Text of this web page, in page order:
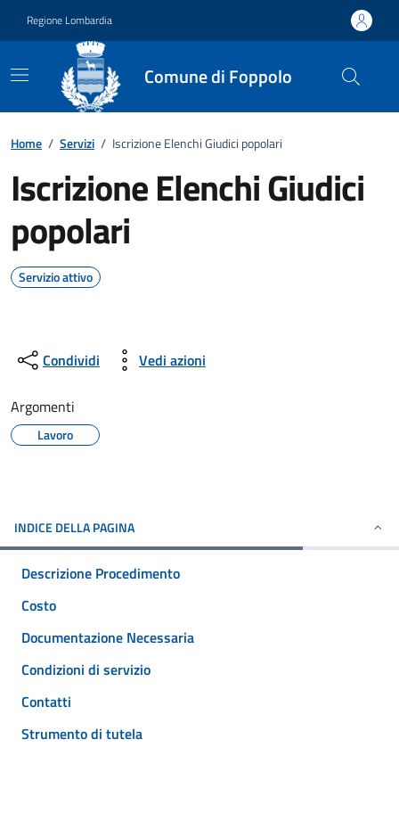
Regione Lombardia
Comune di Foppolo
Home / Servizi / Iscrizione Elenchi Giudici popolari
Iscrizione Elenchi Giudici
popolari
Servizio attivo
Condividi Vedi azioni
Argomenti
Lavoro
INDICE DELLA PAGINA
Descrizione Procedimento
Costo
Documentazione Necessaria
Condizioni di servizio
Contatti
Strumento di tutela